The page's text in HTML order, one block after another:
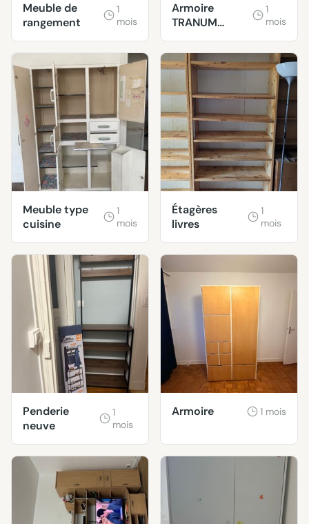
Meuble de
rangement
1
mois
Armoire
TRANUM
120x214 3
portes 3 tir.
Coloris chê
1
mois
Meuble type
cuisine
1
mois
Étagères
livres
1
mois
Penderie
neuve
1
mois
Armoire 1 mois